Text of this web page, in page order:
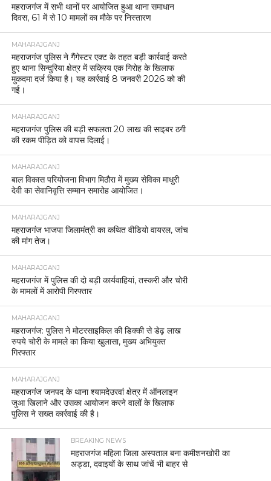
महराजगंज में सभी थानों पर आयोजित हुआ थाना समाधान
दिवस, 61 में से 10 मामलों का मौके पर निस्तारण
MAHARAJGANJ
महराजगंज पुलिस ने गैंगेस्टर एक्ट के तहत बड़ी कार्रवाई करते
हुए थाना सिन्दुरिया क्षेत्र में सक्रिय एक गिरोह के खिलाफ
मुकदमा दर्ज किया है। यह कार्रवाई 8 जनवरी 2026 को की
गई।
MAHARAJGANJ
महराजगंज पुलिस की बड़ी सफलता 20 लाख की साइबर ठगी
की रकम पीड़ित को वापस दिलाई।
MAHARAJGANJ
बाल विकास परियोजना विभाग मिठौरा में मुख्य सेविका माधुरी
देवी का सेवानिवृत्ति सम्मान समारोह आयोजित।
MAHARAJGANJ
महराजगंज भाजपा जिलामंत्री का कथित वीडियो वायरल, जांच
की मांग तेज।
MAHARAJGANJ
महराजगंज में पुलिस की दो बड़ी कार्यवाहियां, तस्करी और चोरी
के मामलों में आरोपी गिरफ्तार
MAHARAJGANJ
महराजगंज: पुलिस ने मोटरसाइकिल की डिक्की से डेढ़ लाख
रुपये चोरी के मामले का किया खुलासा, मुख्य अभियुक्त
गिरफ्तार
MAHARAJGANJ
महराजगंज जनपद के थाना श्यामदेउरवां क्षेत्र में ऑनलाइन
जुआ खिलाने और उसका आयोजन करने वालों के खिलाफ
पुलिस ने सख्त कार्रवाई की है।
BREAKING NEWS
महराजगंज महिला जिला अस्पताल बना कमीशनखोरी का
अड्डा, दवाइयों के साथ जांचें भी बाहर से